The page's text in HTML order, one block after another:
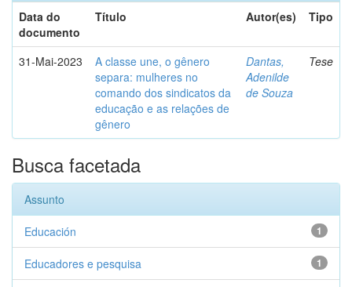
Data do
documento
Título Autor(es) Tipo
31-Mai-2023
A classe une, o gênero
separa: mulheres no
comando dos sindicatos da
educação e as relações de
gênero
Dantas,
Adenilde
de Souza
Tese
Busca facetada
Assunto
1
Educación
1
Educadores e pesquisa